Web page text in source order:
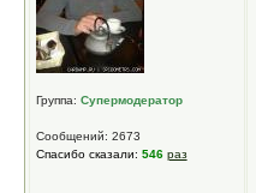
Группа: Супермодератор
Сообщений: 2673
Спасибо сказали: 546 раз